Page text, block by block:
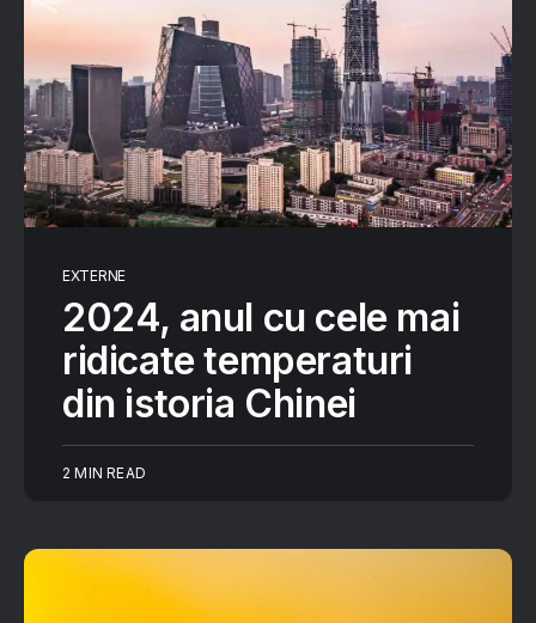
EXTERNE
2024, anul cu cele mai
ridicate temperaturi
din istoria Chinei
2 MIN READ